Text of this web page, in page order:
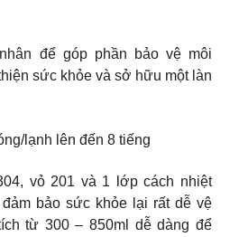
để góp phần bảo vệ môi
sức khỏe và sở hữu một làn
lạnh lên đến 8 tiếng
vỏ 201 và 1 lớp cách nhiệt
bảo sức khỏe lại rất dễ vệ
từ 300 – 850ml dễ dàng để